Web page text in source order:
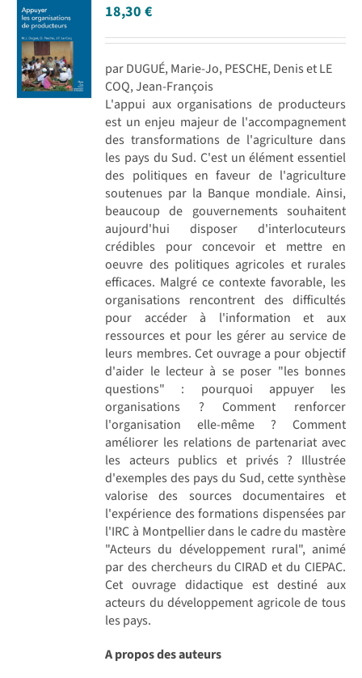
18,30€
par DUGUÉ, Marie-Jo, PESCHE, Denis et LE
COQ, Jean-François
L'appui aux organisations de producteurs
est un enjeu majeur de l'accompagnement
des transformations de l'agriculture dans
les pays du Sud. C'est un élément essentiel
des politiques en faveur de l'agriculture
soutenues par la Banque mondiale. Ainsi,
beaucoup de gouvernements souhaitent
aujourd'hui disposer d'interlocuteurs
crédibles pour concevoir et mettre en
oeuvre des politiques agricoles et rurales
efficaces. Malgré ce contexte favorable, les
organisations rencontrent des difficultés
pour accéder à l'information et aux
ressources et pour les gérer au service de
leurs membres. Cet ouvrage a pour objectif
d'aider le lecteur à se poser "les bonnes
questions" : pourquoi appuyer les
organisations ? Comment renforcer
l'organisation elle-même ? Comment
améliorer les relations de partenariat avec
les acteurs publics et privés ? Illustrée
d'exemples des pays du Sud, cette synthèse
valorise des sources documentaires et
l'expérience des formations dispensées par
l'IRC à Montpellier dans le cadre du mastère
"Acteurs du développement rural", animé
par des chercheurs du CIRAD et du CIEPAC.
Cet ouvrage didactique est destiné aux
acteurs du développement agricole de tous
les pays.
A propos des auteurs